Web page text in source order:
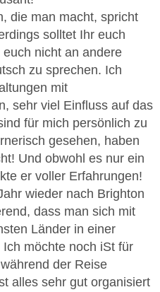
die man macht, spricht
solltet Ihr euch
nicht an andere
zu sprechen. Ich
mit
sehr viel Einfluss auf das
für mich persönlich zu
gesehen, haben
Und obwohl es nur ein
er voller Erfahrungen!
wieder nach Brighton
dass man sich mit
Länder in einer
möchte noch iSt für
der Reise
alles sehr gut organisiert